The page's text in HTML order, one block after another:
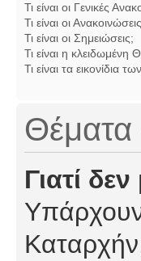
Τι είναι οι Γενικές
Τι είναι οι
Τι είναι οι Σημειώσεις;
Τι είναι η κλειδωμένη
Τι είναι τα εικονίδια
Θέματα
Γιατί
Υπάρχουν